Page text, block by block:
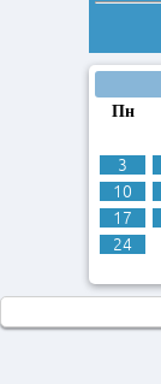
Пн
3
10
17
24